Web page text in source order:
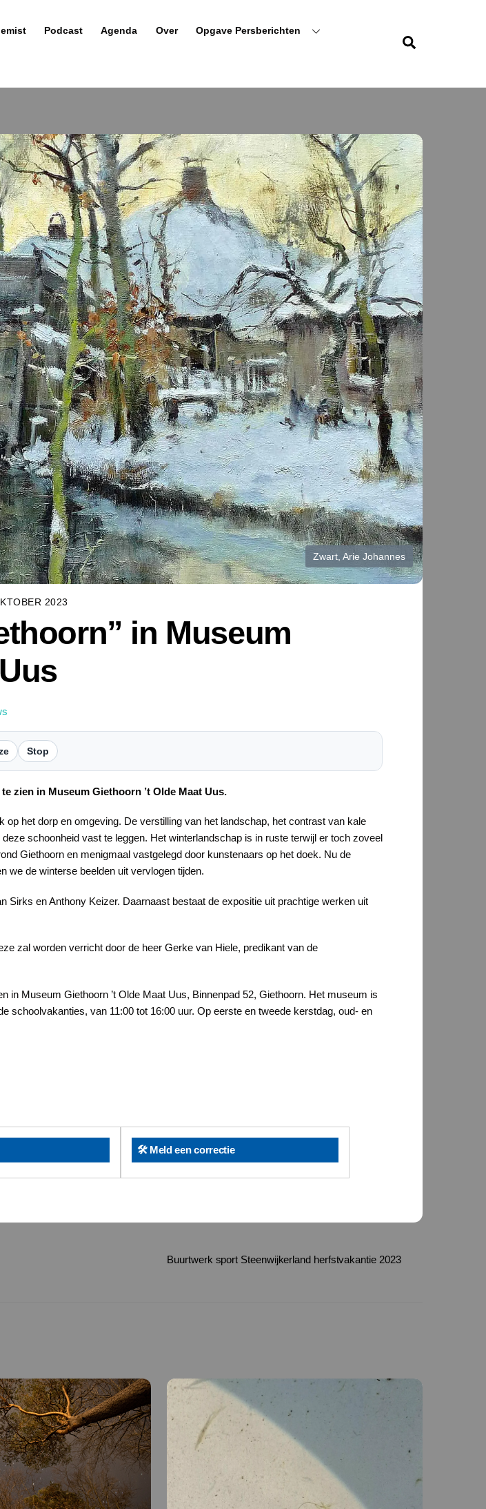
Podcast Agenda Over Opgave Persberichten
Zwart, Arie Johannes
2023
in Museum
Stop
zien in Museum Giethoorn ’t Olde Maat Uus.
op het dorp en omgeving. De verstilling van het landschap, het contrast van kale
schoonheid vast te leggen. Het winterlandschap is in ruste terwijl er toch zoveel
Giethoorn en menigmaal vastgelegd door kunstenaars op het doek. Nu de
we de winterse beelden uit vervlogen tijden.
Sirks en Anthony Keizer. Daarnaast bestaat de expositie uit prachtige werken uit
zal worden verricht door de heer Gerke van Hiele, predikant van de
in Museum Giethoorn ’t Olde Maat Uus, Binnenpad 52, Giethoorn. Het museum is
schoolvakanties, van 11:00 tot 16:00 uur. Op eerste en tweede kerstdag, oud- en
🛠️ Meld een correctie
Buurtwerk sport Steenwijkerland herfstvakantie 2023